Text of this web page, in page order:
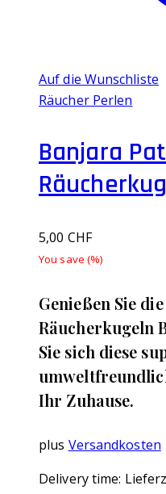
Auf die Wunschliste
Räucher Perlen
Banjara
5,00 CHF
You save (%)
Genießen Sie
Räucherkugeln
Sie sich diese
Ihr Zuhause.
plus Versandkosten
Delivery time: